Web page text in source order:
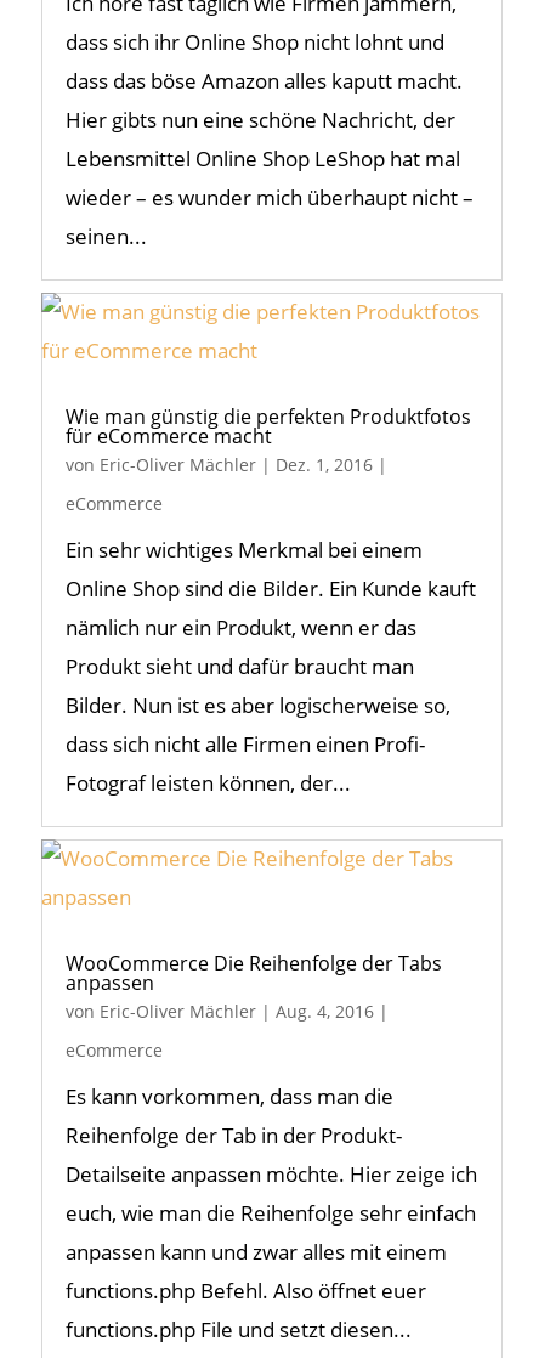
dass sich ihr Online Shop nicht lohnt und
dass das böse Amazon alles kaputt macht.
Hier gibts nun eine schöne Nachricht, der
Lebensmittel Online Shop LeShop hat mal
wieder – es wunder mich überhaupt nicht –
seinen...
Wie man günstig die perfekten Produktfotos
für eCommerce macht
von Eric-Oliver Mächler| Dez. 1, 2016|
eCommerce
Ein sehr wichtiges Merkmal bei einem
Online Shop sind die Bilder. Ein Kunde kauft
nämlich nur ein Produkt, wenn er das
Produkt sieht und dafür braucht man
Bilder. Nun ist es aber logischerweise so,
dass sich nicht alle Firmen einen Profi-
Fotograf leisten können, der...
WooCommerce Die Reihenfolge der Tabs
anpassen
von Eric-Oliver Mächler| Aug. 4, 2016|
eCommerce
Es kann vorkommen, dass man die
Reihenfolge der Tab in der Produkt-
Detailseite anpassen möchte. Hier zeige ich
euch, wie man die Reihenfolge sehr einfach
anpassen kann und zwar alles mit einem
functions.php Befehl. Also öffnet euer
functions.php File und setzt diesen...